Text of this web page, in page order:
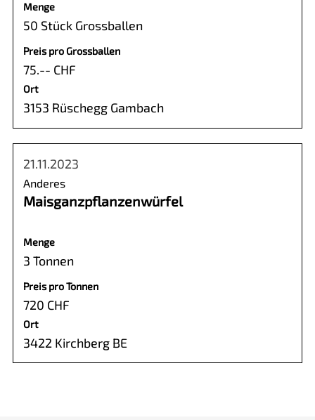
Menge
50 Stück Grossballen
Preis pro Grossballen
75.-- CHF
Ort
3153 Rüschegg Gambach
21.11.2023
Anderes
Maisganzpflanzenwürfel
Menge
3 Tonnen
Preis pro Tonnen
720 CHF
Ort
3422 Kirchberg BE